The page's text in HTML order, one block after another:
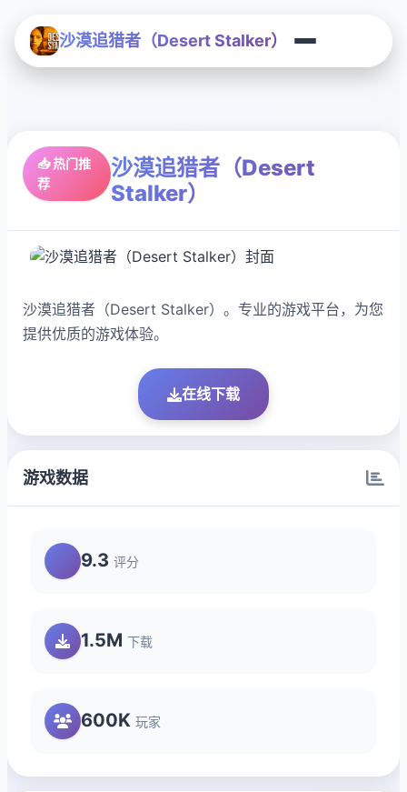
沙漠追猎者（Desert Stalker）
📥 热门推
荐
沙漠追猎者（Desert
Stalker）
沙漠追猎者（Desert Stalker）。专业的游戏平台，为您
提供优质的游戏体验。
在线下载
游戏数据
9.3 评分
1.5M 下载
600K 玩家